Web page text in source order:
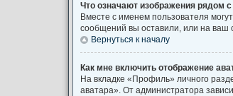
Что означают изображения рядом
Вместе с именем пользователя
сообщений вы оставили, или на ваш
Вернуться к началу
Как мне включить отображение
На вкладке «Профиль» личного
аватара». От администратора